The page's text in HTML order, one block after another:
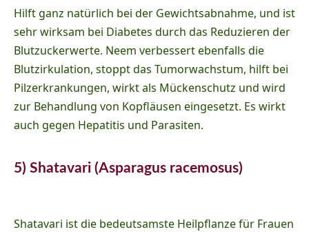
Hilft ganz natürlich bei der Gewichtsabnahme, und ist
sehr wirksam bei Diabetes durch das Reduzieren der
Blutzuckerwerte. Neem verbessert ebenfalls die
Blutzirkulation, stoppt das Tumorwachstum, hilft bei
Pilzerkrankungen, wirkt als Mückenschutz und wird
zur Behandlung von Kopfläusen eingesetzt. Es wirkt
auch gegen Hepatitis und Parasiten.
5) Shatavari (Asparagus racemosus)
Shatavari ist die bedeutsamste Heilpflanze für Frauen